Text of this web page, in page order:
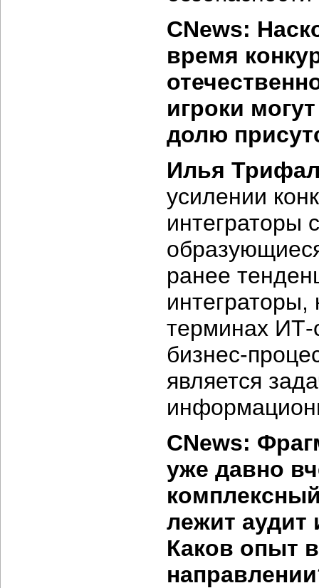
CNews:
время
игроки
долю
Илья
усилении
интеграторы
ранее
интеграторы,
терминах ИТ-
бизнес-
является
CNews:
уже давно
лежит аудит
Каков опыт